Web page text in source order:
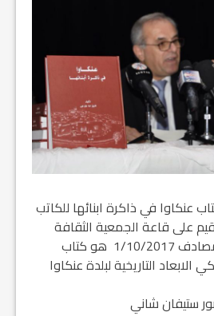
عنكاوا في ذاكرة ابنائها للكاتب
على قاعة الجمعية الثقافة
الكلدانية يوم الاحد المصادف 1/10/2017 هو كتاب
التاريخية لبلدة عنكاوا
ستيفان شاني